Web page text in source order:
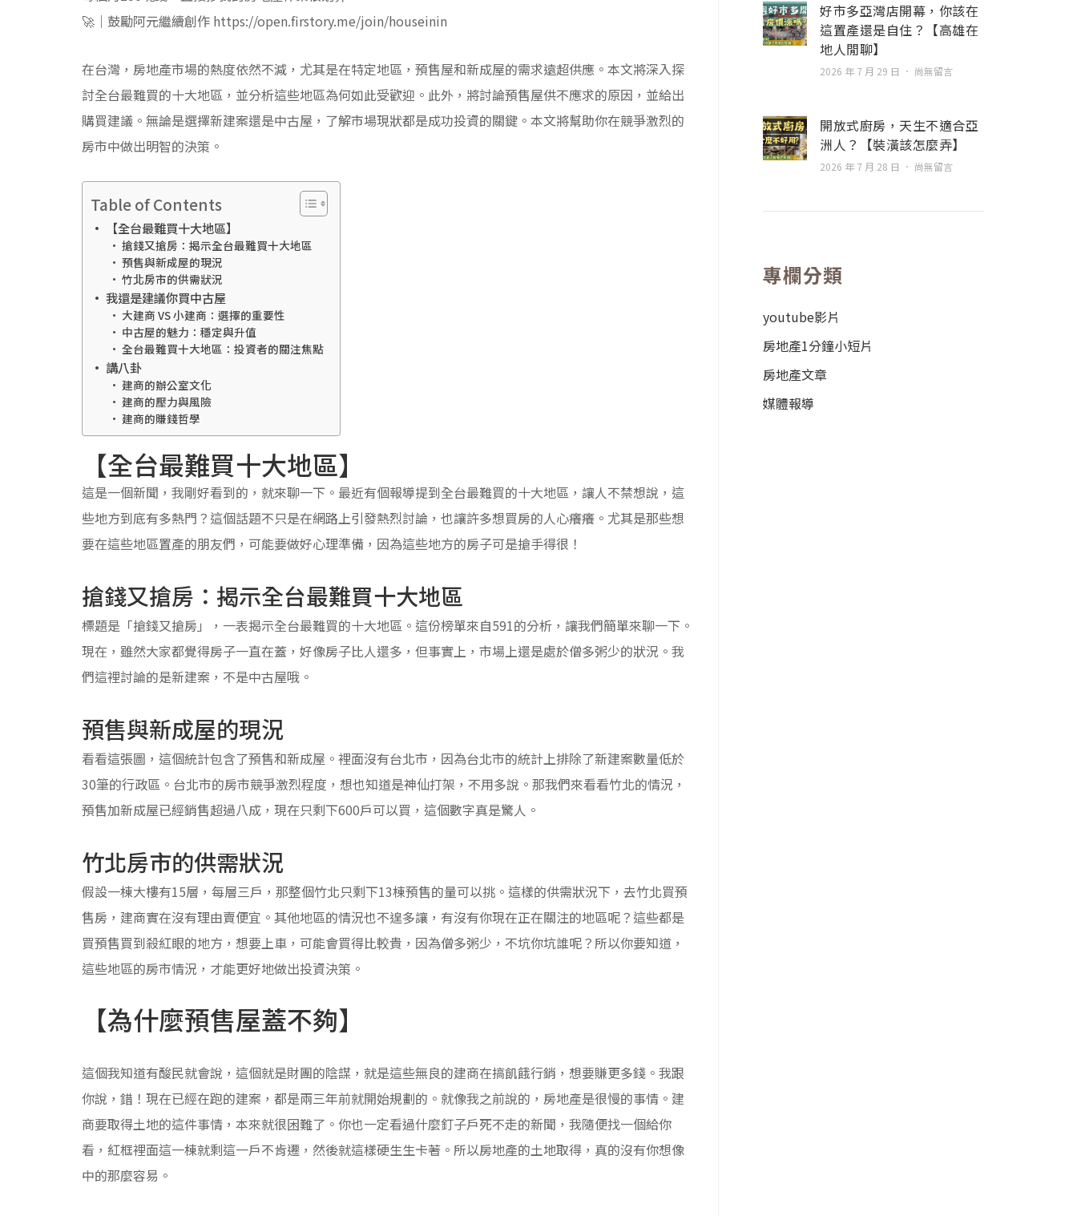
🚀｜鼓勵阿元繼續創作 https://open.firstory.me/join/houseinin
在台灣，房地產市場的熱度依然不減，尤其是在特定地區，預售屋和新成屋的需求遠超供應。本文將深入探
討全台最難買的十大地區，並分析這些地區為何如此受歡迎。此外，將討論預售屋供不應求的原因，並給出
購買建議。無論是選擇新建案還是中古屋，了解市場現狀都是成功投資的關鍵。本文將幫助你在競爭激烈的
房市中做出明智的決策。
Table of Contents
【全台最難買十大地區】
搶錢又搶房：揭示全台最難買十大地區
預售與新成屋的現況
竹北房市的供需狀況
我還是建議你買中古屋
大建商 VS 小建商：選擇的重要性
中古屋的魅力：穩定與升值
全台最難買十大地區：投資者的關注焦點
講八卦
建商的辦公室文化
建商的壓力與風險
建商的賺錢哲學
【全台最難買十大地區】
這是一個新聞，我剛好看到的，就來聊一下。最近有個報導提到全台最難買的十大地區，讓人不禁想說，這
些地方到底有多熱門？這個話題不只是在網路上引發熱烈討論，也讓許多想買房的人心癢癢。尤其是那些想
要在這些地區置產的朋友們，可能要做好心理準備，因為這些地方的房子可是搶手得很！
搶錢又搶房：揭示全台最難買十大地區
標題是「搶錢又搶房」，一表揭示全台最難買的十大地區。這份榜單來自591的分析，讓我們簡單來聊一下。
現在，雖然大家都覺得房子一直在蓋，好像房子比人還多，但事實上，市場上還是處於僧多粥少的狀況。我
們這裡討論的是新建案，不是中古屋哦。
預售與新成屋的現況
看看這張圖，這個統計包含了預售和新成屋。裡面沒有台北市，因為台北市的統計上排除了新建案數量低於
30筆的行政區。台北市的房市競爭激烈程度，想也知道是神仙打架，不用多說。那我們來看看竹北的情況，
預售加新成屋已經銷售超過八成，現在只剩下600戶可以買，這個數字真是驚人。
竹北房市的供需狀況
假設一棟大樓有15層，每層三戶，那整個竹北只剩下13棟預售的量可以挑。這樣的供需狀況下，去竹北買預
售房，建商實在沒有理由賣便宜。其他地區的情況也不遑多讓，有沒有你現在正在關注的地區呢？這些都是
買預售買到殺紅眼的地方，想要上車，可能會買得比較貴，因為僧多粥少，不坑你坑誰呢？所以你要知道，
這些地區的房市情況，才能更好地做出投資決策。
【為什麼預售屋蓋不夠】
這個我知道有酸民就會說，這個就是財團的陰謀，就是這些無良的建商在搞飢餓行銷，想要賺更多錢。我跟
你說，錯！現在已經在跑的建案，都是兩三年前就開始規劃的。就像我之前說的，房地產是很慢的事情。建
商要取得土地的這件事情，本來就很困難了。你也一定看過什麼釘子戶死不走的新聞，我隨便找一個給你
看，紅框裡面這一棟就剩這一戶不肯遷，然後就這樣硬生生卡著。所以房地產的土地取得，真的沒有你想像
中的那麼容易。
好市多亞灣店開幕，你該在
這置產還是自住？【高雄在
地人閒聊】
2026 年 7 月 29 日 尚無留言
開放式廚房，天生不適合亞
洲人？【裝潢該怎麼弄】
2026 年 7 月 28 日 尚無留言
專欄分類
youtube影片
房地產1分鐘小短片
房地產文章
媒體報導